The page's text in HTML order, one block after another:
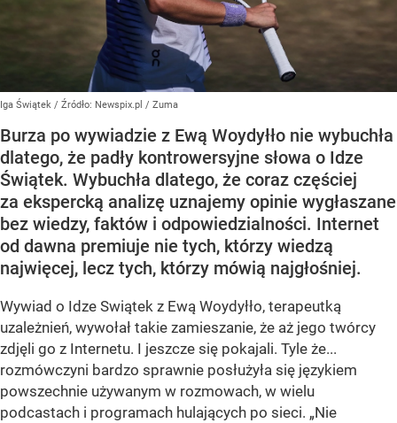
Iga Świątek / Źródło: Newspix.pl / Zuma
Burza po wywiadzie z Ewą Woydyłło nie wybuchła
dlatego, że padły kontrowersyjne słowa o Idze
Świątek. Wybuchła dlatego, że coraz częściej
za ekspercką analizę uznajemy opinie wygłaszane
bez wiedzy, faktów i odpowiedzialności. Internet
od dawna premiuje nie tych, którzy wiedzą
najwięcej, lecz tych, którzy mówią najgłośniej.
Wywiad o Idze Swiątek z Ewą Woydyłło, terapeutką
uzależnień, wywołał takie zamieszanie, że aż jego twórcy
zdjęli go z Internetu. I jeszcze się pokajali. Tyle że...
rozmówczyni bardzo sprawnie posłużyła się językiem
powszechnie używanym w rozmowach, w wielu
podcastach i programach hulających po sieci. „Nie